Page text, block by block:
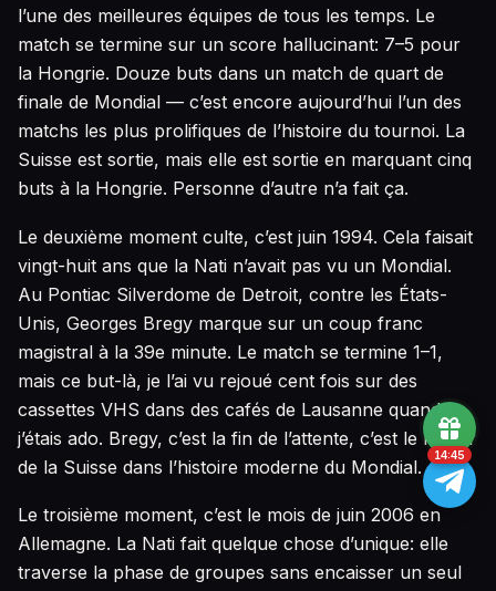
l’une des meilleures équipes de tous les temps. Le
match se termine sur un score hallucinant: 7–5 pour
la Hongrie. Douze buts dans un match de quart de
finale de Mondial — c’est encore aujourd’hui l’un des
matchs les plus prolifiques de l’histoire du tournoi. La
Suisse est sortie, mais elle est sortie en marquant cinq
buts à la Hongrie. Personne d’autre n’a fait ça.
Le deuxième moment culte, c’est juin 1994. Cela faisait
vingt-huit ans que la Nati n’avait pas vu un Mondial.
Au Pontiac Silverdome de Detroit, contre les États-
Unis, Georges Bregy marque sur un coup franc
magistral à la 39e minute. Le match se termine 1–1,
mais ce but-là, je l’ai vu rejoué cent fois sur des
cassettes VHS dans des cafés de Lausanne quand
j’étais ado. Bregy, c’est la fin de l’attente, c’est le retour
de la Suisse dans l’histoire moderne du Mondial.
Le troisième moment, c’est le mois de juin 2006 en
Allemagne. La Nati fait quelque chose d’unique: elle
traverse la phase de groupes sans encaisser un seul
14:44